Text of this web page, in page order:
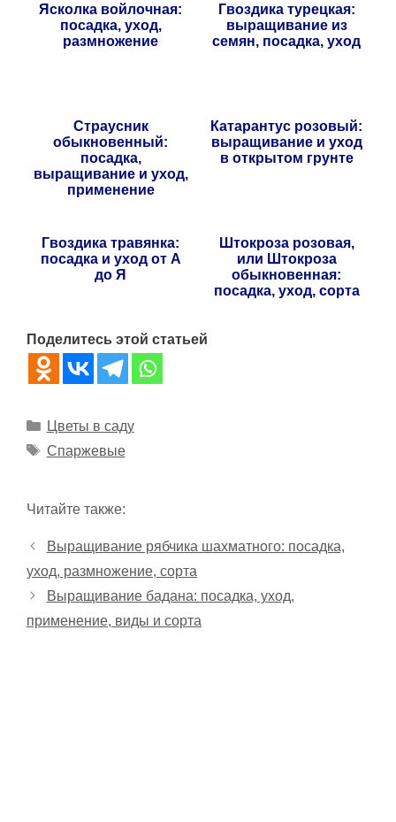
Ясколка войлочная:
посадка, уход,
размножение
Гвоздика турецкая:
выращивание из
семян, посадка, уход
Страусник
обыкновенный:
посадка,
выращивание и уход,
применение
Катарантус розовый:
выращивание и уход
в открытом грунте
Гвоздика травянка:
посадка и уход от А
до Я
Штокроза розовая,
или Штокроза
обыкновенная:
посадка, уход, сорта
Поделитесь этой статьей
Рубрики
Цветы в саду
Метки
Спаржевые
Читайте также:
Выращивание рябчика шахматного: посадка,
уход, размножение, сорта
Выращивание бадана: посадка, уход,
применение, виды и сорта